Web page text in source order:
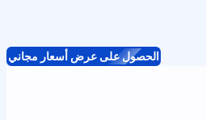
الحصول على عرض أسعار مجاني